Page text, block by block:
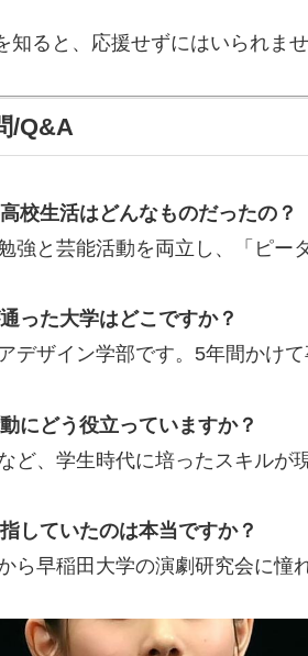
知ると、応援せずにはいられませ
/Q&A
校生活はどんなものだったの？
強と芸能活動を両立し、「ピー
った大学はどこですか？
デザイン学部です。5年間かけて
にどう役立っていますか？
ど、学生時代に培ったスキルが
していたのは本当ですか？
ら早稲田大学の演劇研究会に憧